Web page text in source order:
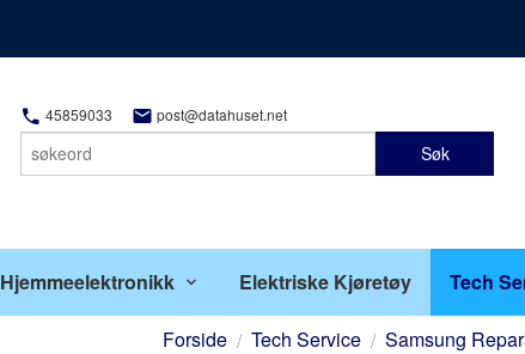
45859033 post@datahuset.net
Søk
Hjemmeelektronikk Elektriske Kjøretøy Tech
Forside Tech Service Samsung